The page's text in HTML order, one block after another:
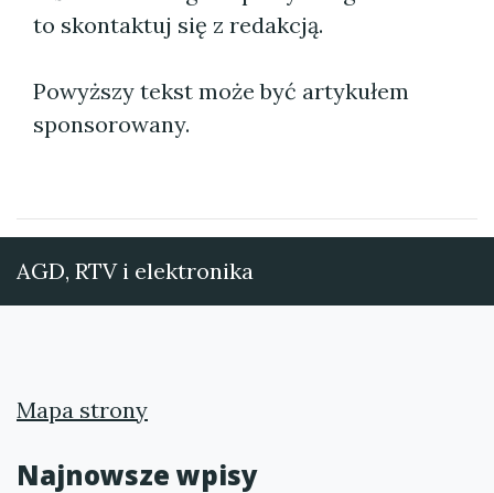
to skontaktuj się z redakcją.
Powyższy tekst może być artykułem
sponsorowany.
AGD, RTV i elektronika
Mapa strony
Najnowsze wpisy